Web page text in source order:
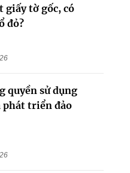
giấy tờ gốc, có
đỏ?
quyền sử dụng
phát triển đảo